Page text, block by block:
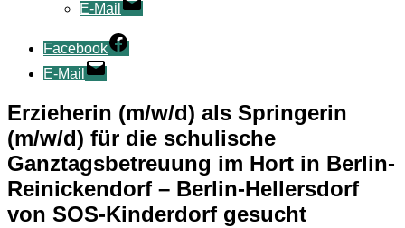
E-Mail
Facebook
E-Mail
Erzieherin (m/w/d) als Springerin
(m/w/d) für die schulische
Ganztagsbetreuung im Hort in Berlin-
Reinickendorf – Berlin-Hellersdorf
von SOS-Kinderdorf gesucht